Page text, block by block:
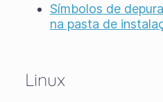
Símbolos de
na pasta de
Linux